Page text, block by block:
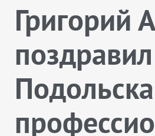
Григорий